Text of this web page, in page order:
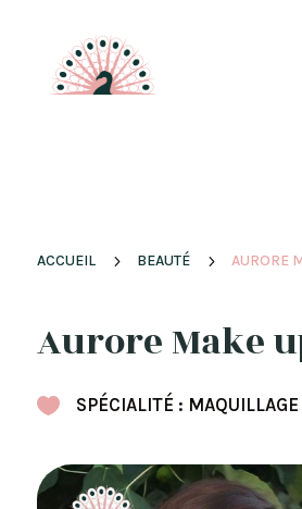
ACCUEIL 5 BEAUTÉ 5 AURORE
Aurore Make
 SPÉCIALITÉ : MAQUILLAGE